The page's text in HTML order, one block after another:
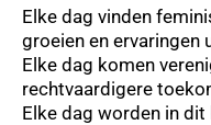
Elke dag vinden
groeien en ervaringen
Elke dag komen
rechtvaardigere
Elke dag worden in dit